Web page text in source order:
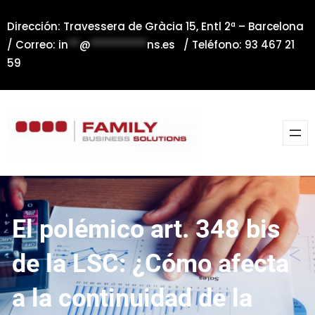
al
contenido
Dirección: Travessera de Gràcia 15, Entl 2ª – Barcelona
/ Correo: in**@**********ns.es / Teléfono: 93 467 21
59
El polémico art. 348 bis
de la LSC: ¿Cómo afecta
a la continuidad de la